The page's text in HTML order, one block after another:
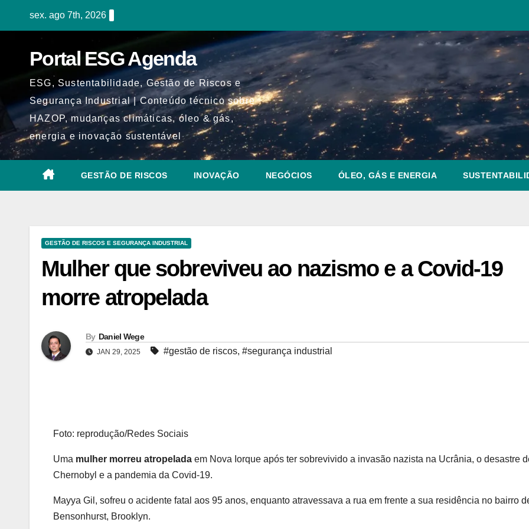
sex. ago 7th, 2026
Portal ESG Agenda
ESG, Sustentabilidade, Gestão de Riscos e
Segurança Industrial | Conteúdo técnico sobre
HAZOP, mudanças climáticas, óleo & gás,
energia e inovação sustentável
GESTÃO DE RISCOS INOVAÇÃO NEGÓCIOS ÓLEO, GÁS E ENERGIA
GESTÃO DE RISCOS E SEGURANÇA INDUSTRIAL
Mulher que sobreviveu ao nazismo e a Covid-19
morre atropelada
By Daniel Wege
JAN 29, 2025 #gestão de riscos, #segurança industrial
Foto: reprodução/Redes Sociais
Uma mulher morreu atropelada em Nova Iorque após ter sobrevivido a invasão nazista na Ucrânia, o desastre
Chernobyl e a pandemia da Covid-19.
Mayya Gil, sofreu o acidente fatal aos 95 anos, enquanto atravessava a rua em frente a sua residência no bairro
Bensonhurst, Brooklyn.